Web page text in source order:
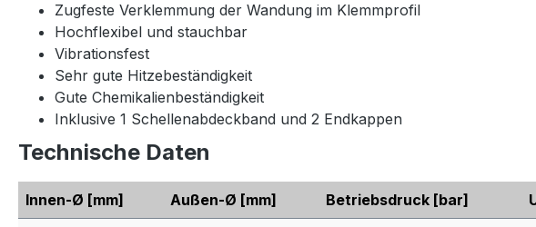
Zugfeste Verklemmung der Wandung im Klemmprofil
Hochflexibel und stauchbar
Vibrationsfest
Sehr gute Hitzebeständigkeit
Gute Chemikalienbeständigkeit
Inklusive 1 Schellenabdeckband und 2 Endkappen
Technische Daten
Innen-Ø [mm] Außen-Ø [mm] Betriebsdruck [bar]